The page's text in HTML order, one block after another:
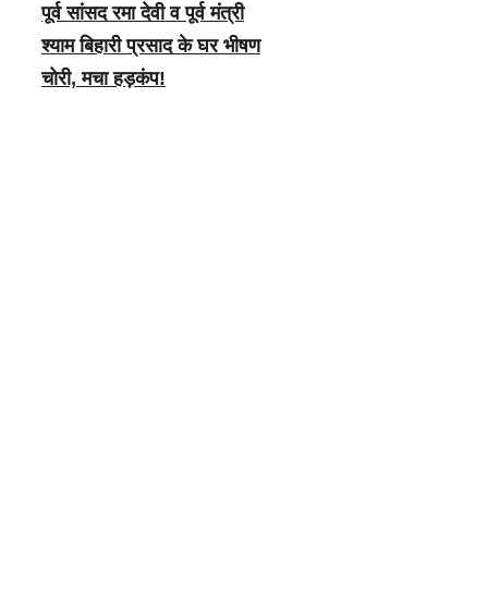
पूर्व सांसद रमा देवी व पूर्व मंत्री
श्याम बिहारी प्रसाद के घर भीषण
चोरी, मचा हड़कंप!